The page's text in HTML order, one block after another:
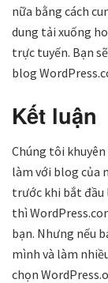
nữa bằng cách
dung tải xuống
trực tuyến. Bạn
blog
Kết luận
Chúng tôi
làm với blog của
trước khi bắt đầu
thì
bạn. Nhưng nếu
mình và làm
chọn